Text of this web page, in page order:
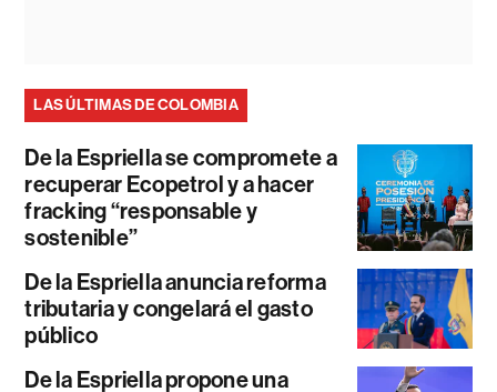
LAS ÚLTIMAS DE COLOMBIA
De la Espriella se compromete a
recuperar Ecopetrol y a hacer
fracking “responsable y
sostenible”
De la Espriella anuncia reforma
tributaria y congelará el gasto
público
De la Espriella propone una